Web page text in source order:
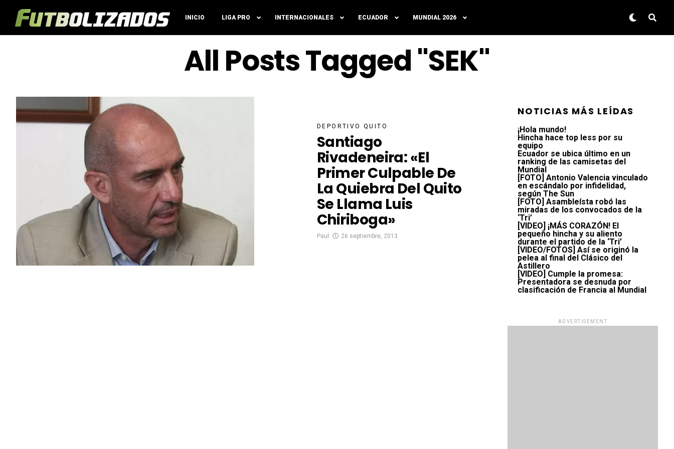
INICIO LIGA PRO INTERNACIONALES ECUADOR MUNDIAL 2026
All Posts Tagged "SEK"
DEPORTIVO QUITO
Santiago
Rivadeneira: «El
Primer Culpable De
La Quiebra Del Quito
Se Llama Luis
Chiriboga»
Paul 26 septiembre, 2013
NOTICIAS MÁS LEÍDAS
¡Hola mundo!
Hincha hace top less por su
equipo
Ecuador se ubica último en un
ranking de las camisetas del
Mundial
[FOTO] Antonio Valencia vinculado
en escándalo por infidelidad,
según The Sun
[FOTO] Asambleísta robó las
miradas de los convocados de la
‘Tri’
[VIDEO] ¡MÁS CORAZÓN! El
pequeño hincha y su aliento
durante el partido de la ‘Tri’
[VIDEO/FOTOS] Así se originó la
pelea al final del Clásico del
Astillero
[VIDEO] Cumple la promesa:
Presentadora se desnuda por
clasificación de Francia al Mundial
ADVERTISEMENT